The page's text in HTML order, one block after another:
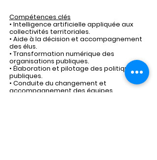
Compétences clés
• Intelligence artificielle appliquée aux
collectivités territoriales.
• Aide à la décision et accompagnement
des élus.
• Transformation numérique des
organisations publiques.
• Élaboration et pilotage des politiques
publiques.
• Conduite du changement et
accompagnement des équipes.